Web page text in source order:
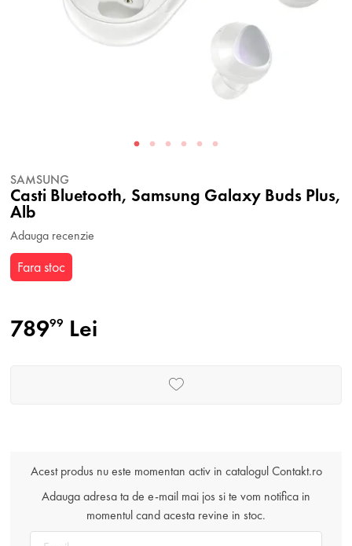
SAMSUNG
Casti Bluetooth, Samsung Galaxy Buds Plus,
Alb
Adauga recenzie
Fara stoc
78999 Lei
Acest produs nu este momentan activ in catalogul Contakt.ro
Adauga adresa ta de e-mail mai jos si te vom notifica in
momentul cand acesta revine in stoc.